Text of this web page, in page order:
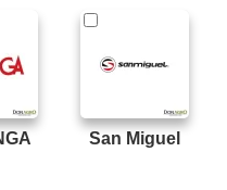
San Miguel